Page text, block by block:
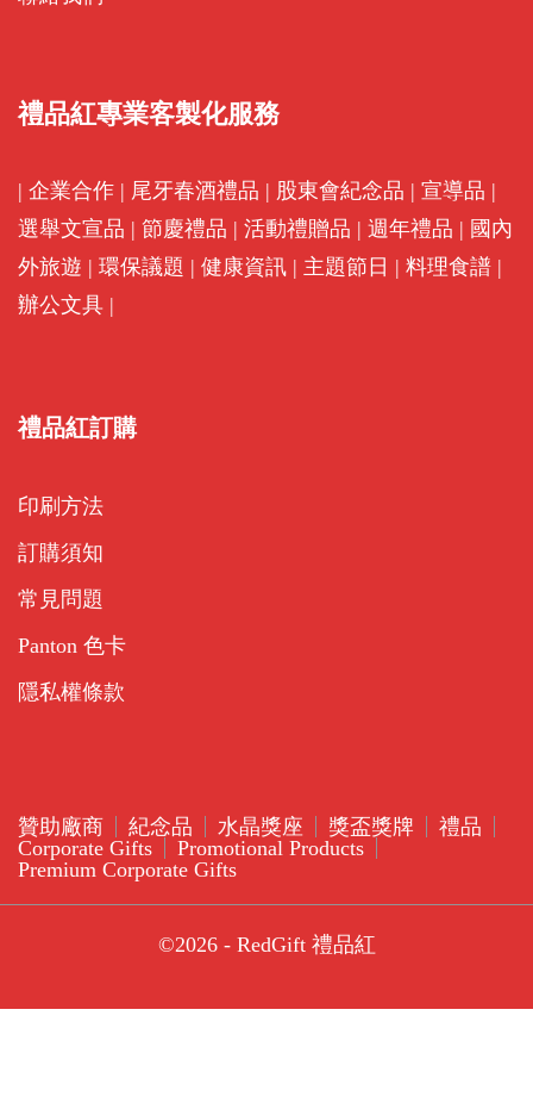
禮品紅專業客製化服務
| 企業合作 | 尾牙春酒禮品 | 股東會紀念品 | 宣導品 |
選舉文宣品 | 節慶禮品 | 活動禮贈品 | 週年禮品 | 國內
外旅遊 | 環保議題 | 健康資訊 | 主題節日 | 料理食譜 |
辦公文具 |
禮品紅訂購
印刷方法
訂購須知
常見問題
Panton 色卡
隱私權條款
贊助廠商 紀念品 水晶獎座 獎盃獎牌
禮品
Corporate Gifts
Promotional Products
Premium Corporate Gifts
©2026 - RedGift 禮品紅